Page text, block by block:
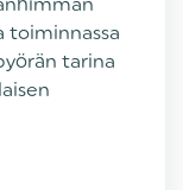
toiminnassa
tarina